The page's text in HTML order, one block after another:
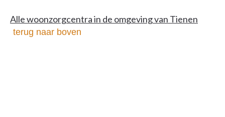
Alle woonzorgcentra in de omgeving van Tienen
terug naar boven